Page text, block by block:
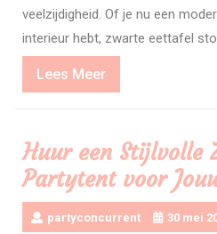
veelzijdigheid. Of je nu een
interieur hebt, zwarte eettafel
Lees MeerLees
Meer
Huur een Stijlvolle
Partytent voor
partyconcurrent 30 mei